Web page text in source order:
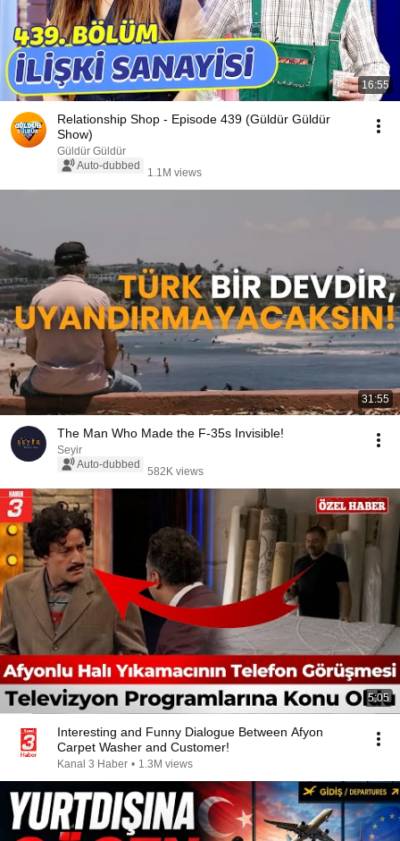
16:55
Relationship Shop - Episode 439 (Güldür Güldür
Show)
Güldür Güldür
Auto-dubbed
1.1M views
31:55
The Man Who Made the F-35s Invisible!
Seyir
Auto-dubbed
582K views
5:05
Interesting and Funny Dialogue Between Afyon
Carpet Washer and Customer!
Kanal 3 Haber • 1.3M views